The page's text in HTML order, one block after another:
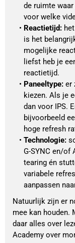
de ruimte
voor welke
Reactietijd:
is het
mogelijke
liefst heb je
reactietijd.
Paneeltype: er
kiezen. Als je
dan voor IPS.
bijvoorbeeld
hoge refresh
Technologie:
G-SYNC en/of
tearing én
variabele
aanpassen
Natuurlijk zijn er
mee kan houden.
daar alles over
Academy over